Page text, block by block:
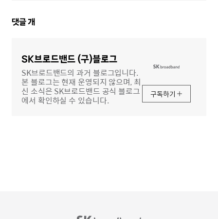
댓
댓글개
SK브로드밴드 (구)블로그
SK브로드밴드의 과거 블로그입니다.
본 블로그는 현재 운영되지 않으며, 최
신 소식은 SK브로드밴드 공식 블로그
에서 확인하실 수 있습니다.
구독하기